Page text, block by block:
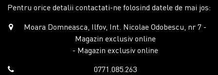
Pentru orice detalii contactati-ne folosind datele de mai jos:
Moara Domneasca, Ilfov, Int. Nicolae Odobescu, nr 7 -
Magazin exclusiv online
- Magazin exclusiv online
0771.085.263